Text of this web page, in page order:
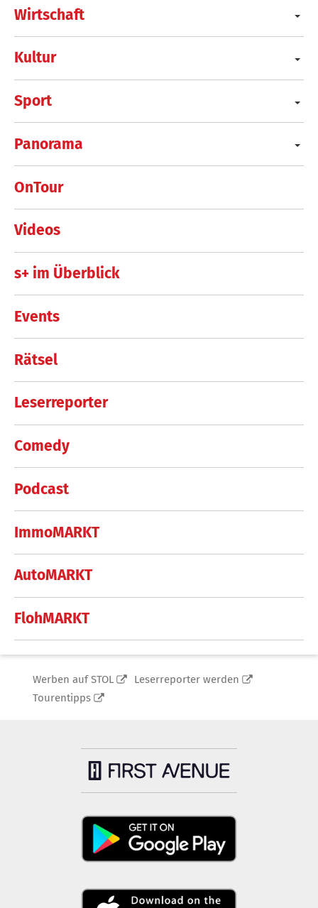
Wirtschaft
Kultur
Sport
Panorama
OnTour
Videos
s+ im Überblick
Events
Rätsel
Leserreporter
Comedy
Podcast
ImmoMARKT
AutoMARKT
FlohMARKT
Werben auf STOL
Leserreporter werden
Tourentipps